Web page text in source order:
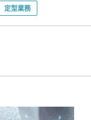
定型業務